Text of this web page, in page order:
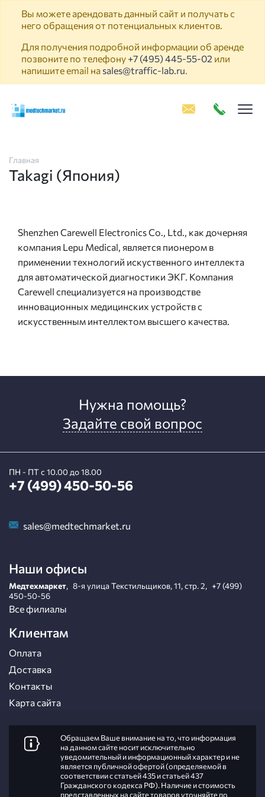
Вы можете арендовать данный сайт и получать с
него обращения от потенциальных клиентов.
Для получения подробной информации об аренде
позвоните по телефону +7 (495) 445-55-02 или
напишите email на sales@traffic-lab.ru.
Главная
Takagi (Япония)
Shenzhen Carewell Electronics Co., Ltd., как дочерняя
компания Lepu Medical, является пионером в
применении технологий искуственного интеллекта
для автоматической диагностики ЭКГ. Компания
Carewell специализуется на производстве
инновационных медицинских устройств с
искусственным интеллектом высшего качества.
Нужна помощь?
Задайте свой вопрос
ПН - ПТ с 10.00 до 18.00
+7 (499) 450-50-56
sales@medtechmarket.ru
Наши офисы
Медтехмаркет, 8-я улица Текстильщиков, 11, стр. 2, +7 (499)
450-50-56
Все филиалы
Клиентам
Оплата
Доставка
Контакты
Карта сайта
Обращаем Ваше внимание на то, что информация
на данном сайте носит исключительно
уведомительный и информационный характер и не
является публичной офертой (определяемой в
соответствии с статьей 435 и статьей 437
Гражданского кодекса РФ). Наличие и стоимость
представленных на сайте товаров уточняйте по